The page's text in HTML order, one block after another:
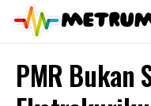
PMR Bukan